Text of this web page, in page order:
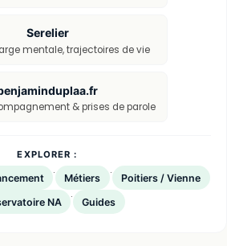
Serelier
mentale, trajectoires de vie
& prises de parole
EXPLORER :
· Métiers · Poitiers / Vienne
NA · Guides